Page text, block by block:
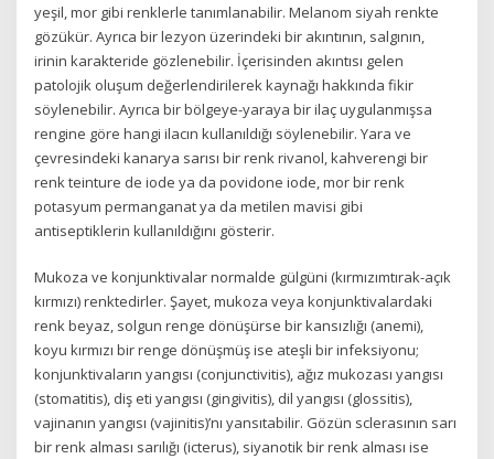
yeşil, mor gibi renklerle tanımlanabilir. Melanom siyah renkte
gözükür. Ayrıca bir lezyon üzerindeki bir akıntının, salgının,
irinin karakteride gözlenebilir. İçerisinden akıntısı gelen
patolojik oluşum değerlendirilerek kaynağı hakkında fikir
söylenebilir. Ayrıca bir bölgeye-yaraya bir ilaç uygulanmışsa
rengine göre hangi ilacın kullanıldığı söylenebilir. Yara ve
çevresindeki kanarya sarısı bir renk rivanol, kahverengi bir
renk teinture de iode ya da povidone iode, mor bir renk
potasyum permanganat ya da metilen mavisi gibi
antiseptiklerin kullanıldığını gösterir.
Mukoza ve konjunktivalar normalde gülgüni (kırmızımtırak-açık
kırmızı) renktedirler. Şayet, mukoza veya konjunktivalardaki
renk beyaz, solgun renge dönüşürse bir kansızlığı (anemi),
koyu kırmızı bir renge dönüşmüş ise ateşli bir infeksiyonu;
konjunktivaların yangısı (conjunctivitis), ağız mukozası yangısı
(stomatitis), diş eti yangısı (gingivitis), dil yangısı (glossitis),
vajinanın yangısı (vajinitis)’nı yansıtabilir. Gözün sclerasının sarı
bir renk alması sarılığı (icterus), siyanotik bir renk alması ise